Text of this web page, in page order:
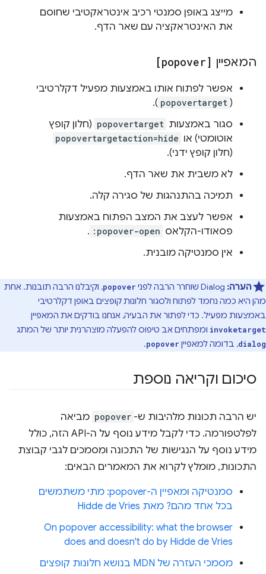
מייצג באופן סמנטי רכיב אינטראקטיבי שחוסם
את האינטראקציה עם שאר הדף.
המאפיין [popover]
אפשר לפתוח אותו באמצעות מפעיל דקלרטיבי
(
popovertarget
).
סגור באמצעות popovertarget (חלון קופץ
אוטומטי) או popovertargetaction=hide
(חלון קופץ ידני).
לא משבית את שאר הדף.
תמיכה בהתנהגות של סגירה קלה.
אפשר לעצב את המצב הפתוח באמצעות
פסאודו-הקלאס :popover-open
.
אין סמנטיקה מובנית.
הערה: Dialog שוחרר הרבה לפני popover, וקיבלנו הרבה תובנות. אחת
מהן היא כמה נחמד לפתוח ולסגור חלונות קופצים באופן דקלרטיבי
באמצעות מפעיל. כדי לפתור את הבעיה, אנחנו בודקים את המאפיין
invoketarget ומפתחים אב טיפוס להפעלה מוצהרנית יותר של המתג
dialog, בדומה למאפיין popover
.
סיכום וקריאה נוספת
יש הרבה תכונות מלהיבות ש- popover מביאה
לפלטפורמה. כדי לקבל מידע נוסף על ה-API הזה, כולל
מידע נוסף על הנגישות של התכונה ומסמכים לגבי קבוצת
התכונות, מומלץ לקרוא את המאמרים הבאים:
סמנטיקה ומאפיין ה-popover: מתי משתמשים
בכל אחד מהם? מאת Hidde de Vries
On popover accessibility: what the browser
does and doesn't do by Hidde de Vries
מסמכי העזרה של MDN בנושא חלונות קופצים